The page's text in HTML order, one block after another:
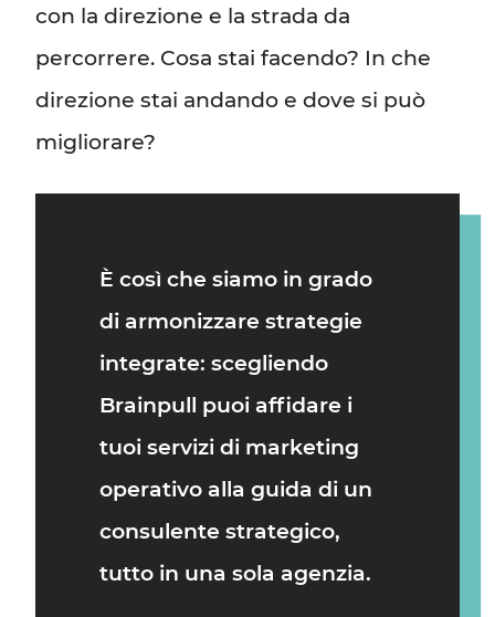
con la direzione e la strada da
percorrere. Cosa stai facendo? In che
direzione stai andando e dove si può
migliorare?
È così che siamo in grado
di armonizzare strategie
integrate: scegliendo
Brainpull puoi affidare i
tuoi servizi di marketing
operativo alla guida di un
consulente strategico,
tutto in una sola agenzia.